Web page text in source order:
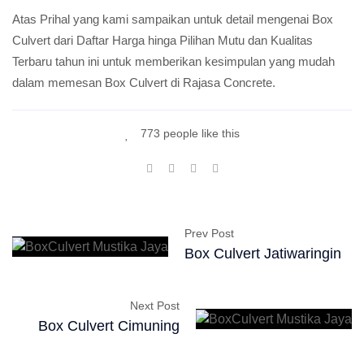
Atas Prihal yang kami sampaikan untuk detail mengenai Box
Culvert dari Daftar Harga hinga Pilihan Mutu dan Kualitas
Terbaru tahun ini untuk memberikan kesimpulan yang mudah
dalam memesan Box Culvert di Rajasa Concrete.
773 people like this
Prev Post
Box Culvert Jatiwaringin
Next Post
Box Culvert Cimuning